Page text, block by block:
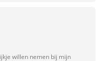
willen nemen bij mijn